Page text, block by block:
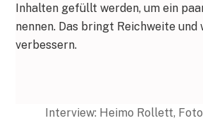
Inhalten gefüllt werden, um ein
nennen. Das bringt Reichweite
verbessern.
Interview: Heimo Rollett,